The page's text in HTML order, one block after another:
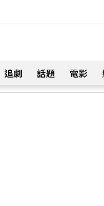
追劇 話題 電影